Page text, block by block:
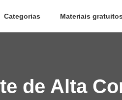
Categorias Materiais gratuitos
de Alta